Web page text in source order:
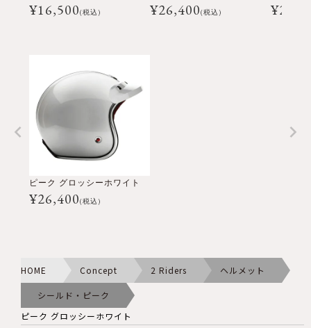
¥16,500(税込) ¥26,400(税込) ¥
ピーク グロッシーホワイト
¥26,400(税込)
HOME Concept 2 Riders ヘルメット
シールド・ピーク
ピーク グロッシーホワイト